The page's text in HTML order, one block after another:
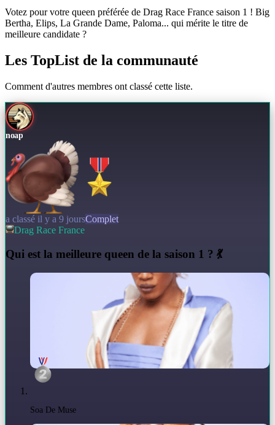
Votez pour votre queen préférée de Drag Race France saison 1 ! Big
Bertha, Elips, La Grande Dame, Paloma... qui mérite le titre de
meilleure candidate ?
Les TopList de la communauté
Comment d'autres membres ont classé cette liste.
noap
a classé il y a 9 joursComplet
Drag Race France
Qui est la meilleure queen de la saison 1 ? 💃
Soa De Muse